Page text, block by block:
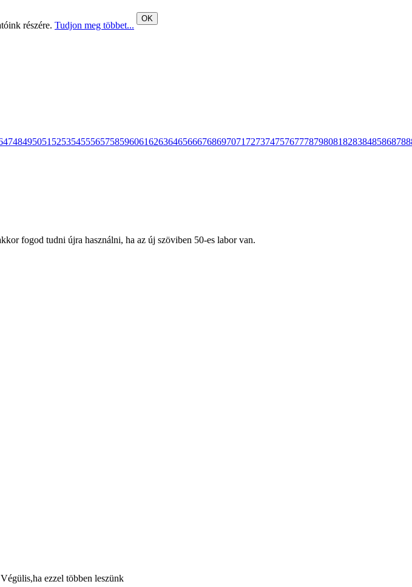
OK
részére. Tudjon meg többet...
4748495051 5253545556575859606162636465666768697071 7273747576777879808182838485868788
fogod tudni újra használni, ha az új szöviben 50-es labor van.
ezzel többen leszünk